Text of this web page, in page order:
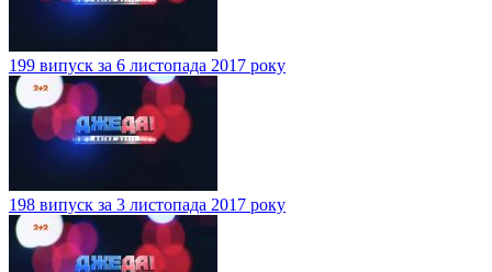
199 випуск за 6 листопада 2017 року
198 випуск за 3 листопада 2017 року